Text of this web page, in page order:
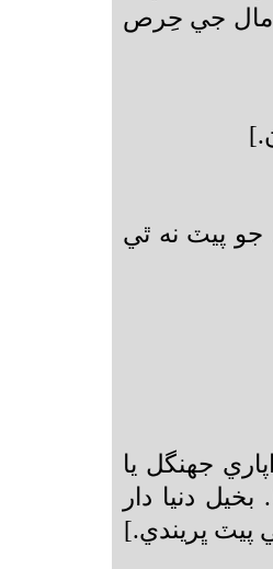
مال جي حِرص
جو پيٽ نه ٿي
جھنگل يا
دنيا دار
پيٽ ڀريندي.]